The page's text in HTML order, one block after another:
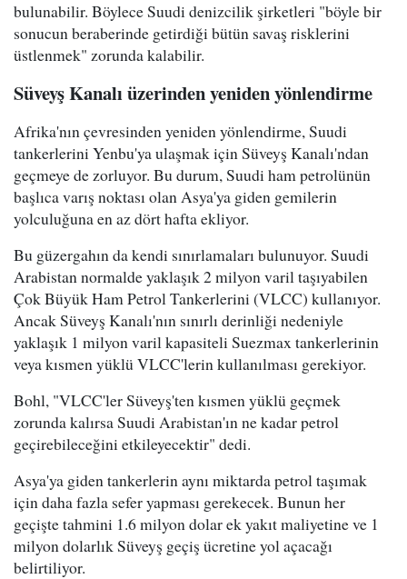
bulunabilir. Böylece Suudi denizcilik şirketleri "böyle bir
sonucun beraberinde getirdiği bütün savaş risklerini
üstlenmek" zorunda kalabilir.
Süveyş Kanalı üzerinden yeniden yönlendirme
Afrika'nın çevresinden yeniden yönlendirme, Suudi
tankerlerini Yenbu'ya ulaşmak için Süveyş Kanalı'ndan
geçmeye de zorluyor. Bu durum, Suudi ham petrolünün
başlıca varış noktası olan Asya'ya giden gemilerin
yolculuğuna en az dört hafta ekliyor.
Bu güzergahın da kendi sınırlamaları bulunuyor. Suudi
Arabistan normalde yaklaşık 2 milyon varil taşıyabilen
Çok Büyük Ham Petrol Tankerlerini (VLCC) kullanıyor.
Ancak Süveyş Kanalı'nın sınırlı derinliği nedeniyle
yaklaşık 1 milyon varil kapasiteli Suezmax tankerlerinin
veya kısmen yüklü VLCC'lerin kullanılması gerekiyor.
Bohl, "VLCC'ler Süveyş'ten kısmen yüklü geçmek
zorunda kalırsa Suudi Arabistan'ın ne kadar petrol
geçirebileceğini etkileyecektir" dedi.
Asya'ya giden tankerlerin aynı miktarda petrol taşımak
için daha fazla sefer yapması gerekecek. Bunun her
geçişte tahmini 1.6 milyon dolar ek yakıt maliyetine ve 1
milyon dolarlık Süveyş geçiş ücretine yol açacağı
belirtiliyor.